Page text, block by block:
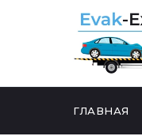
ГЛАВНАЯ
ПОИСК